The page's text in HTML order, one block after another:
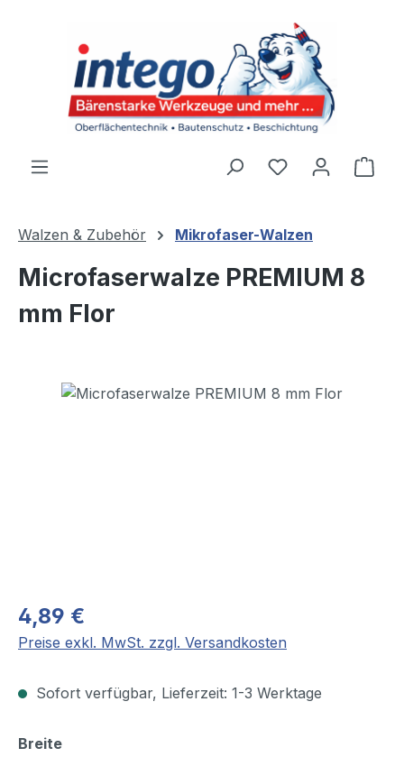
Du hast 0
Walzen & Zubehör Mikrofaser-Walzen
Microfaserwalze PREMIUM 8
mm Flor
Bildergalerie überspringen
4,89 €
Preise exkl. MwSt. zzgl. Versandkosten
Sofort verfügbar, Lieferzeit: 1-3 Werktage
Breiteauswählen